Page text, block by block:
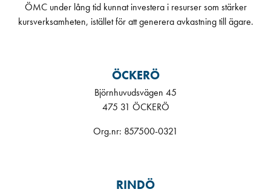
ÖMC under lång tid kunnat investera i resurser som stärker
kursverksamheten, istället för att generera avkastning till ägare.
ÖCKERÖ
Björnhuvudsvägen 45
475 31 ÖCKERÖ
Org.nr: 857500-0321
RINDÖ